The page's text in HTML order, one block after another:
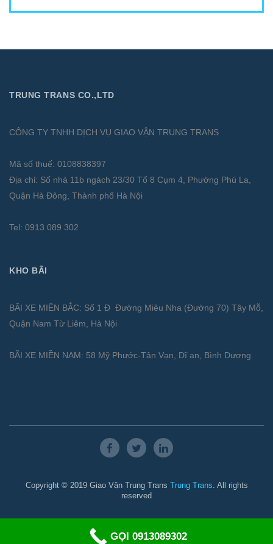
TRUNG TRANS CO.,LTD
CÔNG TY TNHH DỊCH VỤ GIAO VẬN TRUNG TRANS
Mã số thuế: 0108838397
Địa chỉ: Số nhà 11b ngách 23/30 Tổ 8 Cụm 4, Phường Phú La,
Quận Hà Đông, Thành phố Hà Nội
Tel: 0913 089 302
KHO BÃI
BÃI XE MIỀN BẮC: Số 1 Đ Đường Miêu Nha (Đường 70) Tây Mỗ,
Quận Nam Từ Liêm, Hà Nội
BÃI XE MIỀN NAM: 58 Mỹ Phước-Tân Vạn, Dĩ an, Bình Dương
Copyright © 2019 Giao Vận Trung Trans Trung Trans. All rights
reserved
GỌI 0913089302